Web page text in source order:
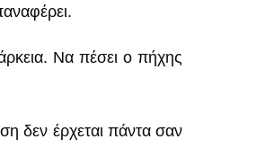
Να πέσει ο πήχης
δεν έρχεται πάντα σαν